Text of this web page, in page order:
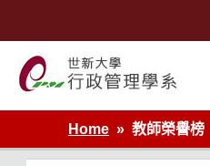
世新大學行政管理學系網站
Home
教師榮譽榜